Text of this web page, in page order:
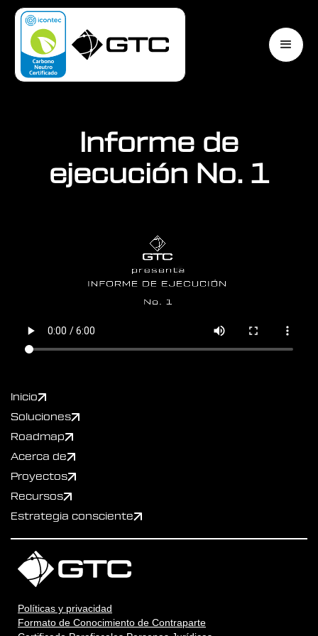
Informe de
ejecución No. 1
Políticas y privacidad
Formato de Conocimiento de Contraparte
Inicio
Soluciones
Roadmap
Acerca de
Proyectos
Recursos
Estrategia consciente